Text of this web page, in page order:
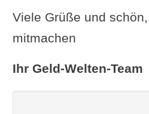
Viele Grüße und
mitmachen
Ihr Geld-Welten-Team